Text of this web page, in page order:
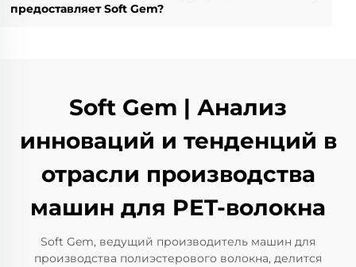
предоставляет Soft Gem?
Soft Gem | Анализ
инноваций и тенденций в
отрасли производства
машин для PET-волокна
Soft Gem, ведущий производитель машин для
производства полиэстерового волокна, делится